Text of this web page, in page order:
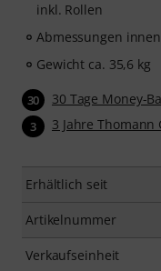
inkl. Rollen
Abmessungen
Gewicht ca. 35,6 kg
30 30 Tage Money-
3 3 Jahre Thomann
Erhältlich seit
Artikelnummer
Verkaufseinheit